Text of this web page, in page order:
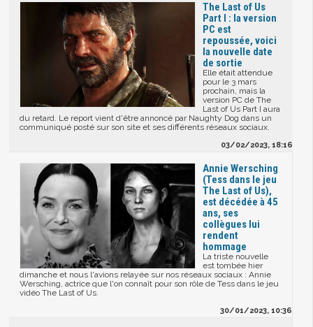
The Last of Us
Part I : la version
PC est
repoussée, voici
la nouvelle date
de sortie
Elle était attendue
pour le 3 mars
prochain, mais la
version PC de The
Last of Us Part I aura
du retard. Le report vient d'être annoncé par Naughty Dog dans un
communiqué posté sur son site et ses différents réseaux sociaux.
03/02/2023, 18:16
Annie Wersching
(Tess dans le jeu
The Last of Us),
est décédée à 45
ans, ses
collègues lui
rendent
hommage
La triste nouvelle
est tombée hier
dimanche et nous l'avions relayée sur nos réseaux sociaux : Annie
Wersching, actrice que l'on connaît pour son rôle de Tess dans le jeu
vidéo The Last of Us.
30/01/2023, 10:36